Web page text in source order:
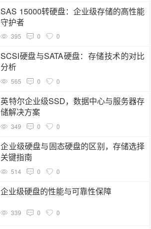
SAS 15000转硬盘：企业级存储的高性能
守护者
395 0 0
SCSI硬盘与SATA硬盘：存储技术的对比
分析
565 0 0
英特尔企业级SSD，数据中心与服务器存
储解决方案
349 0 0
企业级硬盘与固态硬盘的区别，存储选择
关键指南
514 0 0
企业级硬盘的性能与可靠性保障
339 0 0